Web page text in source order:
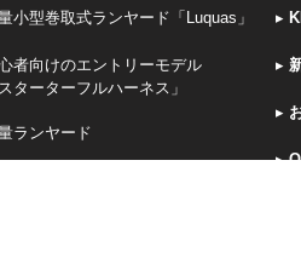
小型巻取式ランヤード「Luquas」
者向けのエントリーモデル
スターターフルハーネス」
ランヤード
▸
▸
▸
▸